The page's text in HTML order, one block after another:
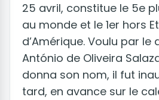
25 avril, constitue le 5e
au monde et le 1er hors
d’Amérique. Voulu par le
António de Oliveira
donna son nom, il fut
tard, en avance sur le